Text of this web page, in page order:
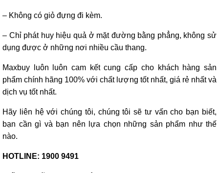
– Không có giỏ đựng đi kèm.
– Chỉ phát huy hiệu quả ở mặt đường bằng phẳng, không sử
dụng được ở những nơi nhiều cầu thang.
Maxbuy luôn luôn cam kết cung cấp cho khách hàng sản
phẩm chính hãng 100% với chất lượng tốt nhất, giá rẻ nhất và
dịch vụ tốt nhất.
Hãy liên hệ với chúng tôi, chúng tôi sẽ tư vấn cho bạn biết,
bạn cần gì và bạn nên lựa chọn những sản phẩm như thế
nào.
HOTLINE: 1900 9491